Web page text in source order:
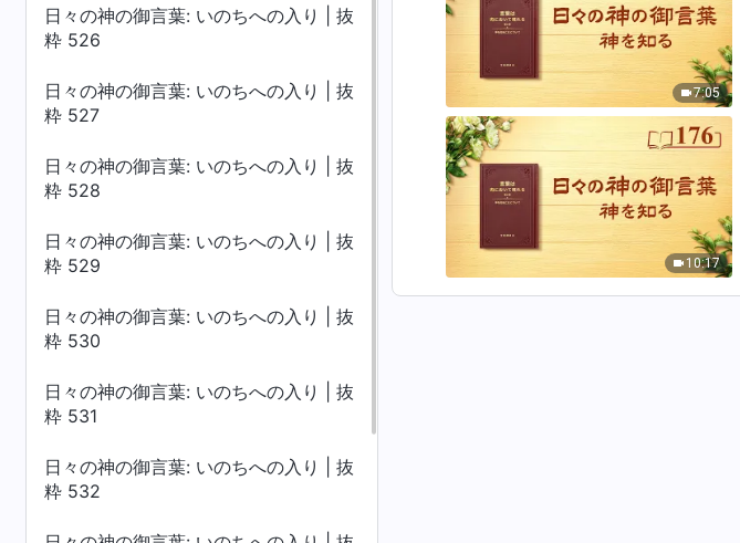
日々の神の御言葉: いのちへの入り | 抜
粋 526
日々の神の御言葉: いのちへの入り | 抜
粋 527
日々の神の御言葉: いのちへの入り | 抜
粋 528
日々の神の御言葉: いのちへの入り | 抜
粋 529
日々の神の御言葉: いのちへの入り | 抜
粋 530
日々の神の御言葉: いのちへの入り | 抜
粋 531
日々の神の御言葉: いのちへの入り | 抜
粋 532
7:05
10:17